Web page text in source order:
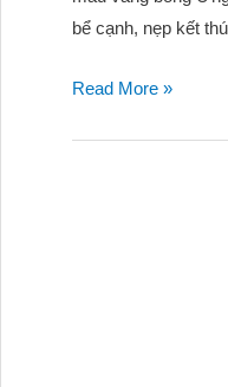
bể cạnh, nẹp kết
Read More »